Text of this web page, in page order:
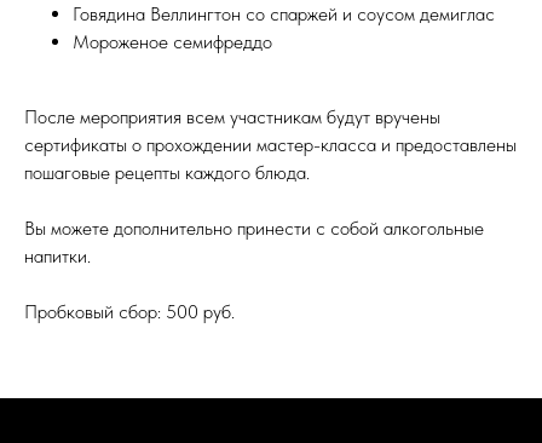
Говядина Веллингтон со спаржей и соусом демиглас
Мороженое семифреддо
После мероприятия всем участникам будут вручены
сертификаты о прохождении мастер-класса и предоставлены
пошаговые рецепты каждого блюда.
Вы можете дополнительно принести с собой алкогольные
напитки.
Пробковый сбор: 500 руб.